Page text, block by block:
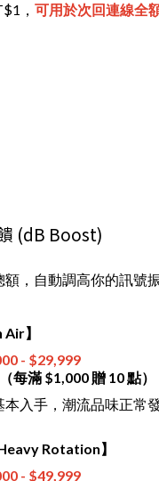
， 可用於次回連線全
(dB Boost)
，自動調高你的訊號
】
- $29,999
每滿 $1,000 贈 10 點）
入手，潮流品味正常發
Rotation】
- $49,999